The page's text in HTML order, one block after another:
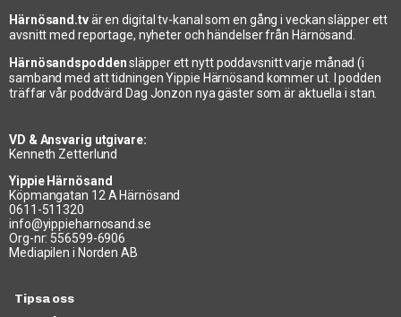
Härnösand.tvär en digital tv-kanal som en gång i veckan släpper ett
avsnitt med reportage, nyheter och händelser från Härnösand.
Härnösandspoddensläpper ett nytt poddavsnitt varje månad (i
samband med att tidningen Yippie Härnösand kommer ut. I podden
träffar vår poddvärd Dag Jonzon nya gäster som är aktuella i stan.
VD & Ansvarig utgivare:
Kenneth Zetterlund
Yippie Härnösand
Köpmangatan 12 A Härnösand
0611-511320
info@yippieharnosand.se
Org-nr: 556599-6906
Mediapilen i Norden AB
Tipsa oss